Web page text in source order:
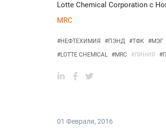
Lotte Chemical Corporation с
MRC
#НЕФТЕХИМИЯ #ПЭНД #ТФК #МЭГ
#LOTTE CHEMICAL #MRC #ЛИНИЯ #
01 Февраля, 2016